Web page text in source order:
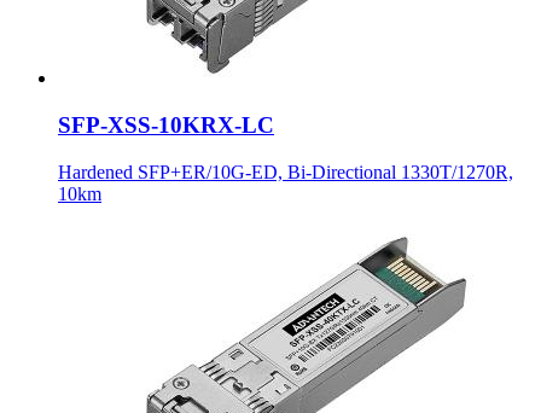
SFP-XSS-10KRX-LC
Hardened SFP+ER/10G-ED, Bi-Directional 1330T/1270R,
10km